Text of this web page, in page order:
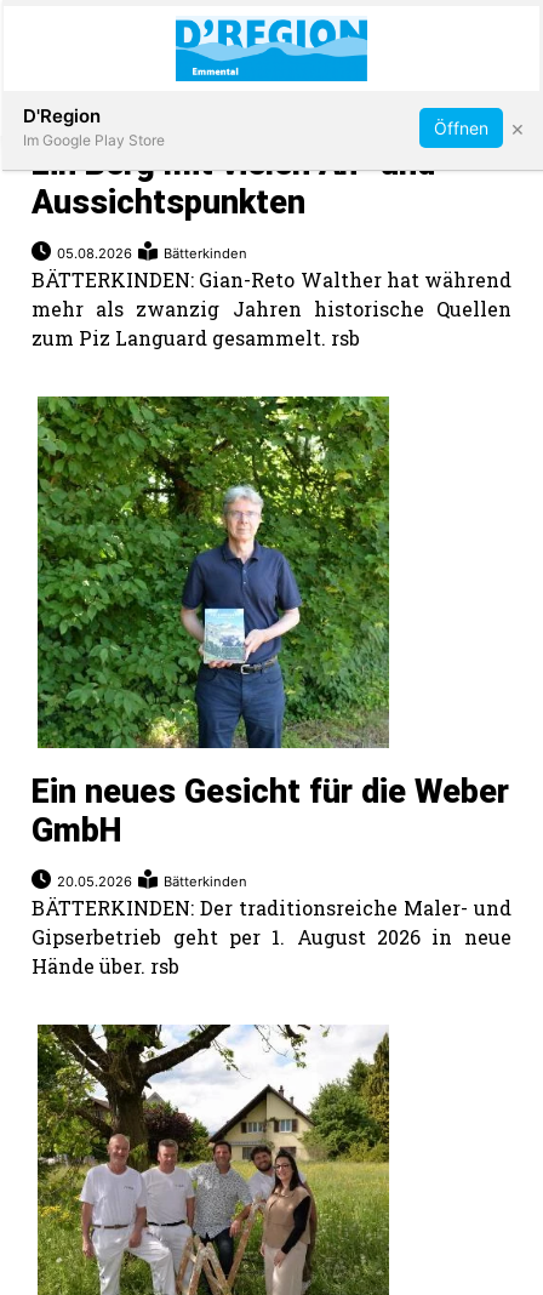
Immobilien
Veranstaltungen
E-
Paper
App
Abonnieren
Ein Berg mit vielen An- und
Aussichtspunkten
05.08.2026 Bätterkinden
BÄTTERKINDEN: Gian-Reto Walther hat während
mehr als zwanzig Jahren historische Quellen
zum Piz Languard gesammelt. rsb
Ein neues Gesicht für die Weber
GmbH
20.05.2026 Bätterkinden
BÄTTERKINDEN: Der traditionsreiche Maler- und
Gipserbetrieb geht per 1. August 2026 in neue
Hände über. rsb
D'Region
Im Google Play Store
Öffnen ×